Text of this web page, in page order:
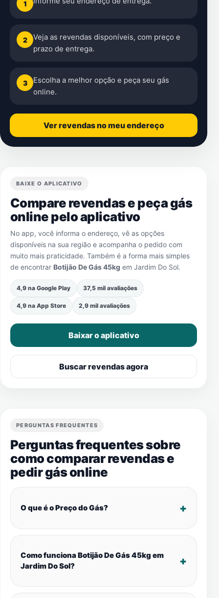
1
2
Veja as revendas disponíveis, com preço e
prazo de entrega.
3
Escolha a melhor opção e peça seu gás
online.
Ver revendas no meu endereço
BAIXE O APLICATIVO
Compare revendas e peça gás
online pelo aplicativo
No app, você informa o endereço, vê as opções
disponíveis na sua região e acompanha o pedido com
muito mais praticidade. Também é a forma mais simples
de encontrar Botijão De Gás 45kg em Jardim Do Sol.
4,9 na Google Play 37,5 mil avaliações
4,9 na App Store 2,9 mil avaliações
Baixar o aplicativo
Buscar revendas agora
PERGUNTAS FREQUENTES
Perguntas frequentes sobre
como comparar revendas e
pedir gás online
O que é o Preço do Gás?
Como funciona Botijão De Gás 45kg em
Jardim Do Sol?